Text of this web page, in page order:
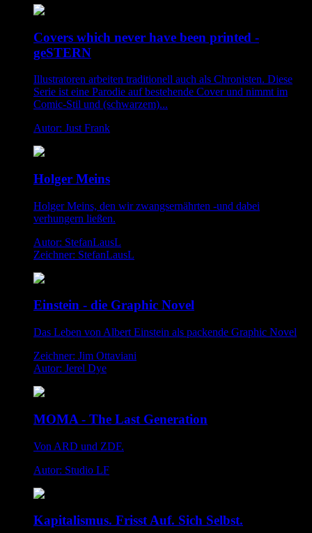
Covers which never have been printed -
geSTERN
Illustratoren arbeiten traditionell auch als Chronisten. Diese
Serie ist eine Parodie auf bestehende Cover und nimmt im
Comic-Stil und (schwarzem)...
Autor: Just Frank
Holger Meins
Holger Meins, den wir zwangsernährten -und dabei
verhungern ließen.
Autor: StefanLausL
Zeichner: StefanLausL
Einstein - die Graphic Novel
Das Leben von Albert Einstein als packende Graphic Novel
Zeichner: Jim Ottaviani
Autor: Jerel Dye
MOMA - The Last Generation
Von ARD und ZDF.
Autor: Studio LF
Kapitalismus. Frisst Auf. Sich Selbst.